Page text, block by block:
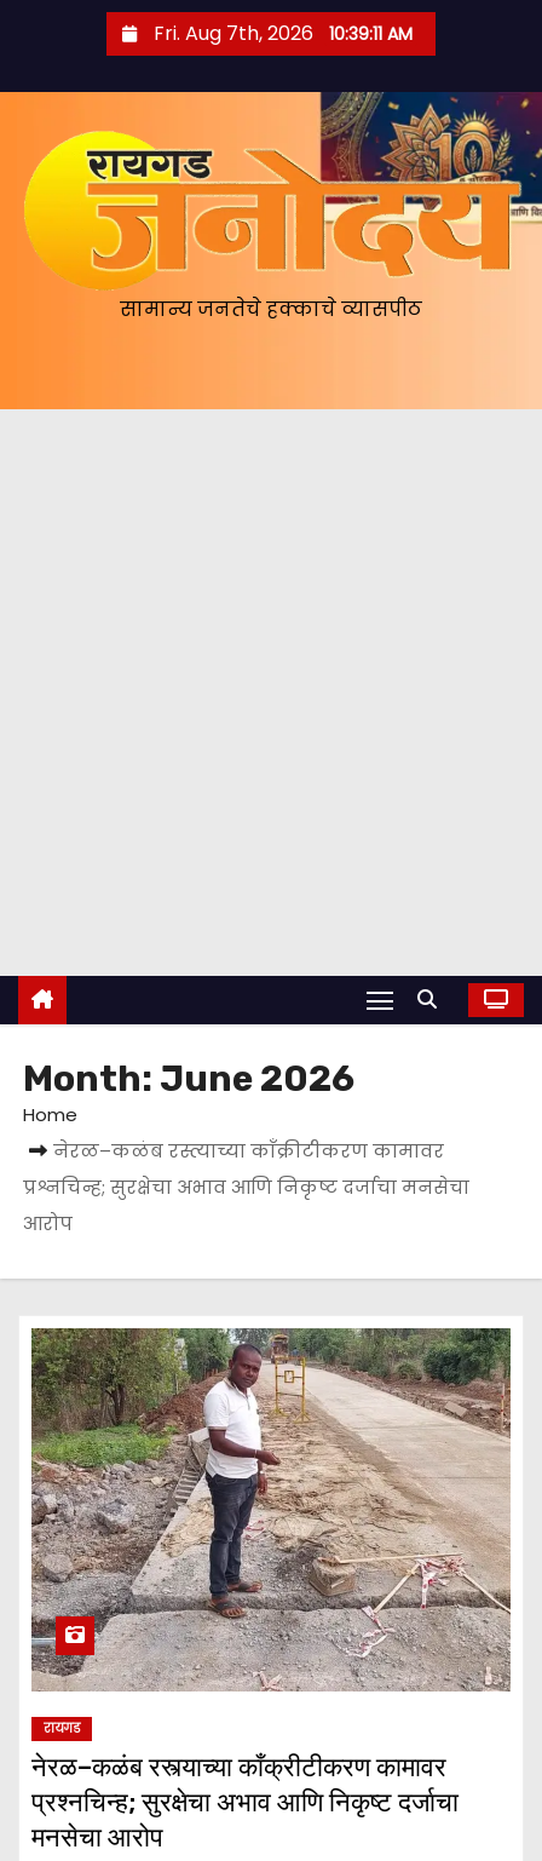
Fri. Aug 7th, 2026 10:39:13 AM
सामान्य जनतेचे हक्काचे व्यासपीठ
Month: June 2026
Home
नेरळ–कळंब रस्त्याच्या काँक्रीटीकरण कामावर
प्रश्नचिन्ह; सुरक्षेचा अभाव आणि निकृष्ट दर्जाचा मनसेचा
आरोप
रायगड
नेरळ–कळंब रस्त्याच्या काँक्रीटीकरण कामावर
प्रश्नचिन्ह; सुरक्षेचा अभाव आणि निकृष्ट दर्जाचा
मनसेचा आरोप